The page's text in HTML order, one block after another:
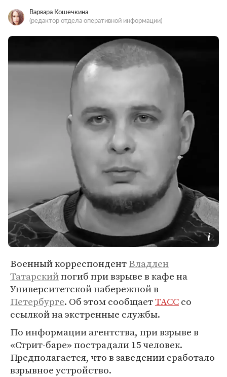
Варвара Кошечкина
(редактор отдела оперативной информации)
Военный корреспондентВладлен
Татарскийпогиб при взрыве в кафе на
Университетской набережной в
Петербурге. Об этом сообщаетТАССсо
ссылкой на экстренные службы.
По информации агентства, при взрыве в
«Стрит-баре» пострадали 15 человек.
Предполагается, что в заведении сработало
взрывное устройство.